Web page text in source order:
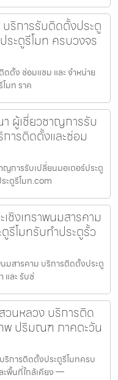
ริการรับติดตั้งประตู
ระตูรีโมท ครบวงจร
ตั้ง ซ่อมแซม และ จำหน่าย
มท ราค
ผู้เชี่ยวชาญการรับ
การติดตั้งและซ่อม
การรับเปลี่ยนมอเตอร์ประตู
ะตูรีโมท.com
ชิงเทราพนมสารคาม
รีโมทรับทำประตูรั้ว
มสารคาม บริการติดตั้งประตู
และ รับซ่
วนหลวง บริการติด
พ ปริมณฑ ภาคตะวัน
ริการติดตั้งประตูรีโมทครบ
ะพื้นที่ใกล้เคียง —